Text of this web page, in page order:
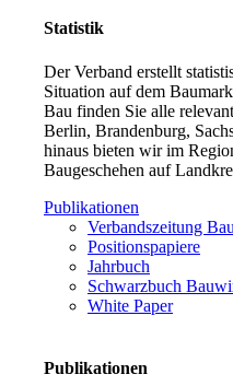
Statistik
Der Verband erstellt
Situation auf dem
Bau finden Sie alle
Berlin, Brandenburg,
hinaus bieten wir im
Baugeschehen auf
Publikationen
Verbandszeitung
Positionspapiere
Jahrbuch
Schwarzbuch
White Paper
Publikationen